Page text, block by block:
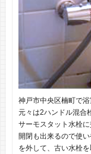
神戸市中央区楠町で
元々は2ハンドル混合
サーモスタット水栓
開閉も出来るので使
を外して、古い水栓